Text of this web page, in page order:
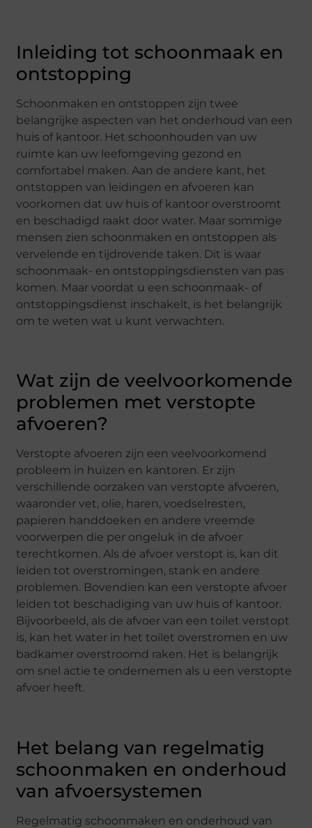
Inleiding tot schoonmaak en
ontstopping
Schoonmaken en ontstoppen zijn twee
belangrijke aspecten van het onderhoud van een
huis of kantoor. Het schoonhouden van uw
ruimte kan uw leefomgeving gezond en
comfortabel maken. Aan de andere kant, het
ontstoppen van leidingen en afvoeren kan
voorkomen dat uw huis of kantoor overstroomt
en beschadigd raakt door water. Maar sommige
mensen zien schoonmaken en ontstoppen als
vervelende en tijdrovende taken. Dit is waar
schoonmaak- en ontstoppingsdiensten van pas
komen. Maar voordat u een schoonmaak- of
ontstoppingsdienst inschakelt, is het belangrijk
om te weten wat u kunt verwachten.
Wat zijn de veelvoorkomende
problemen met verstopte
afvoeren?
Verstopte afvoeren zijn een veelvoorkomend
probleem in huizen en kantoren. Er zijn
verschillende oorzaken van verstopte afvoeren,
waaronder vet, olie, haren, voedselresten,
papieren handdoeken en andere vreemde
voorwerpen die per ongeluk in de afvoer
terechtkomen. Als de afvoer verstopt is, kan dit
leiden tot overstromingen, stank en andere
problemen. Bovendien kan een verstopte afvoer
leiden tot beschadiging van uw huis of kantoor.
Bijvoorbeeld, als de afvoer van een toilet verstopt
is, kan het water in het toilet overstromen en uw
badkamer overstroomd raken. Het is belangrijk
om snel actie te ondernemen als u een verstopte
afvoer heeft.
Het belang van regelmatig
schoonmaken en onderhoud
van afvoersystemen
Regelmatig schoonmaken en onderhoud van